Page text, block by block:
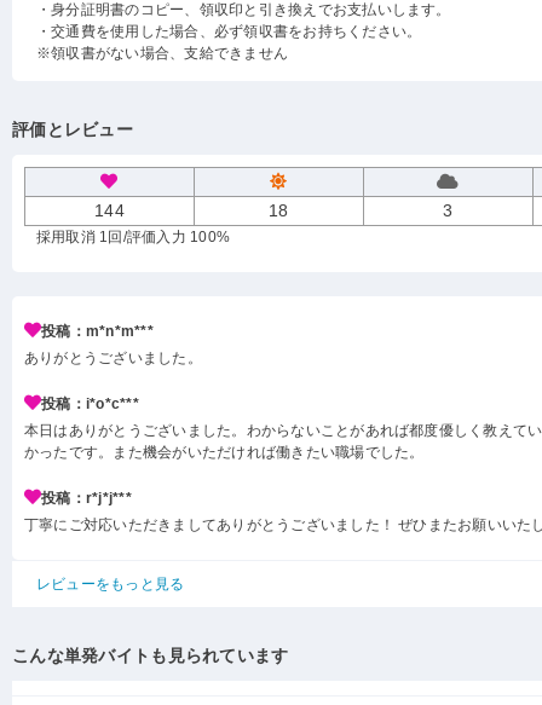
・身分証明書のコピー、領収印と引き換えでお支払いします。
・交通費を使用した場合、必ず領収書をお持ちください。
※領収書がない場合、支給できません
評価とレビュー
144 18 3
採用取消 1回 /評価入力 100%
投稿：m*n*m***
ありがとうございました。
投稿：i*o*c***
本日はありがとうございました。わからないことがあれば都度優しく教えて
かったです。また機会がいただければ働きたい職場でした。
投稿：r*j*j***
丁寧にご対応いただきましてありがとうございました！ ぜひまたお願いいた
レビューをもっと見る
こんな単発バイトも見られています